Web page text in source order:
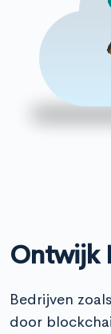
Ontwijk
Bedrijven
door